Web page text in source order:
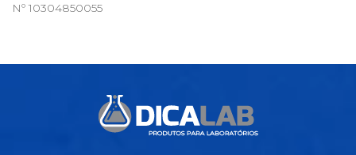
Nº 10304850055